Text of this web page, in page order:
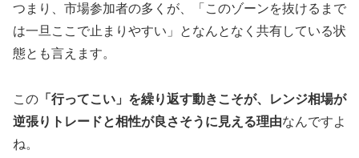
つまり、市場参加者の多くが、「このゾーンを抜けるまで
は一旦ここで止まりやすい」となんとなく共有している状
態とも言えます。
この 「行ってこい」を繰り返す動きこそが、レンジ相場が
逆張りトレードと相性が良さそうに見える理由なんですよ
ね。